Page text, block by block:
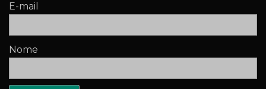
E-mail
Nome